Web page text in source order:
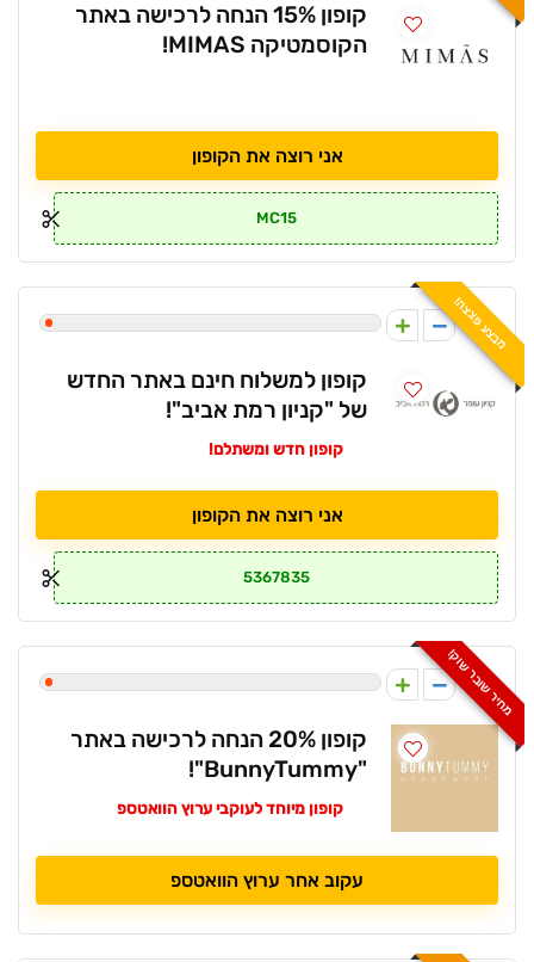
קופון 15% הנחה לרכישה באתר
הקוסמטיקה MIMAS!
אני רוצה את הקופון
MC15
מבצע פצצה!
1
קופון למשלוח חינם באתר החדש
של "קניון רמת אביב"!
קופון חדש ומשתלם!
אני רוצה את הקופון
5367835
מחיר שובר שוק!
1
קופון 20% הנחה לרכישה באתר
"BunnyTummy"!
קופון מיוחד לעוקבי ערוץ הוואטספ
עקוב אחר ערוץ הוואטספ